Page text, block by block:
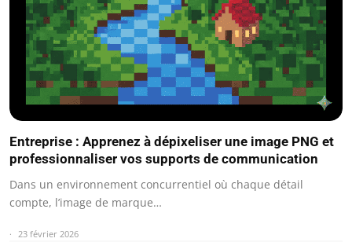
Entreprise : Apprenez à dépixeliser une image PNG et
professionnaliser vos supports de communication
Dans un environnement concurrentiel où chaque détail
compte, l’image de marque…
23 février 2026